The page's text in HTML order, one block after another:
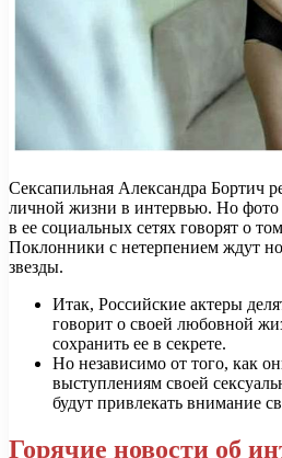
Сексапильная Александра Бортич
личной жизни в интервью. Но
в ее социальных сетях говорят о
Поклонники с нетерпением ждут
звезды.
Итак, Российские актеры
говорит о своей любовной
сохранить ее в секрете.
Но независимо от того, как
выступлениям своей
будут привлекать внимание
Горячие новости об